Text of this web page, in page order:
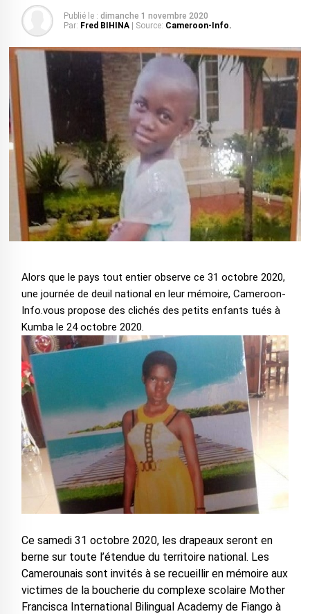
Publié le : dimanche 1 novembre 2020
Par: Fred BIHINA | Source: Cameroon-Info.
Alors que le pays tout entier observe ce 31 octobre 2020,
une journée de deuil national en leur mémoire, Cameroon-
Info.vous propose des clichés des petits enfants tués à
Kumba le 24 octobre 2020.
Ce samedi 31 octobre 2020, les drapeaux seront en
berne sur toute l’étendue du territoire national. Les
Camerounais sont invités à se recueillir en mémoire aux
victimes de la boucherie du complexe scolaire Mother
Francisca International Bilingual Academy de Fiango à